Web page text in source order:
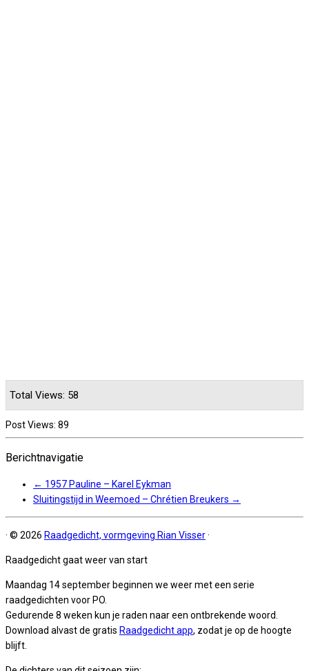
Total Views: 58
Post Views: 89
Berichtnavigatie
← 1957 Pauline – Karel Eykman
Sluitingstijd in Weemoed – Chrétien Breukers →
· © 2026 Raadgedicht, vormgeving Rian Visser·
Raadgedicht gaat weer van start
Maandag 14 september beginnen we weer met een serie
raadgedichten voor PO.
Gedurende 8 weken kun je raden naar een ontbrekende woord.
Download alvast de gratis Raadgedicht app, zodat je op de hoogte
blijft.